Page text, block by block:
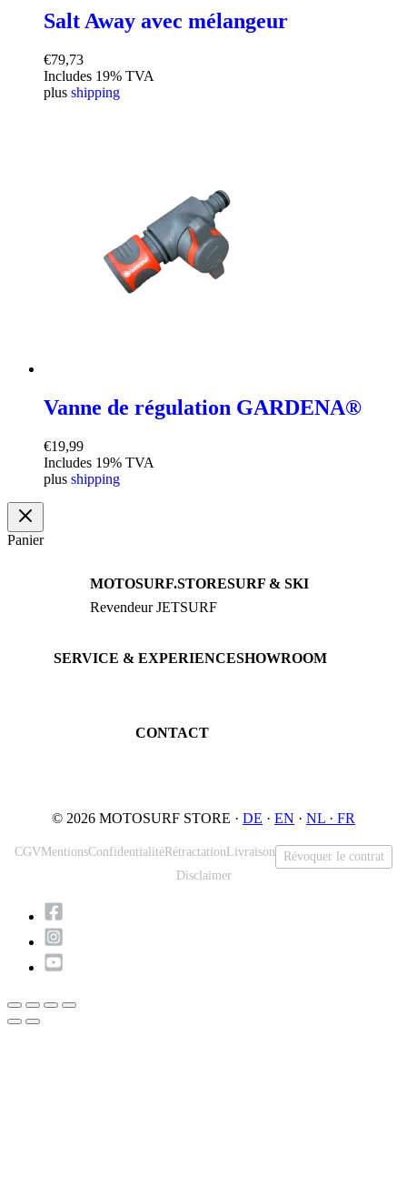
Salt Away avec mélangeur
€79,73
Includes 19% TVA
plus shipping
Vanne de régulation GARDENA®
€19,99
Includes 19% TVA
plus shipping
Panier
MOTOSURF.STORE
Revendeur JETSURF
SURF & SKI
SERVICE & EXPERIENCESHOWROOM
CONTACT
© 2026 MOTOSURF STORE · DE · EN · NL · FR
CGVMentionsConfidentialité Rétractation Livraison
Révoquer le contrat
Disclaimer